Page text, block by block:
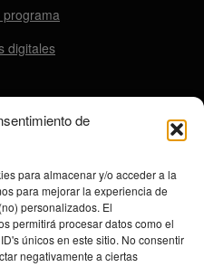
de
para almacenar y/o acceder a la
para mejorar la experiencia de
personalizados. El
permitirá procesar datos como el
únicos en este sitio. No consentir
negativamente a ciertas
programa
digitales